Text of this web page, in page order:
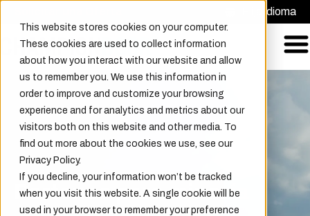
This website stores cookies on your computer.
These cookies are used to collect information
about how you interact with our website and allow
us to remember you. We use this information in
order to improve and customize your browsing
experience and for analytics and metrics about our
visitors both on this website and other media. To
find out more about the cookies we use, see our
Privacy Policy.
If you decline, your information won’t be tracked
when you visit this website. A single cookie will be
used in your browser to remember your preference
Elija idioma
Portones para minería